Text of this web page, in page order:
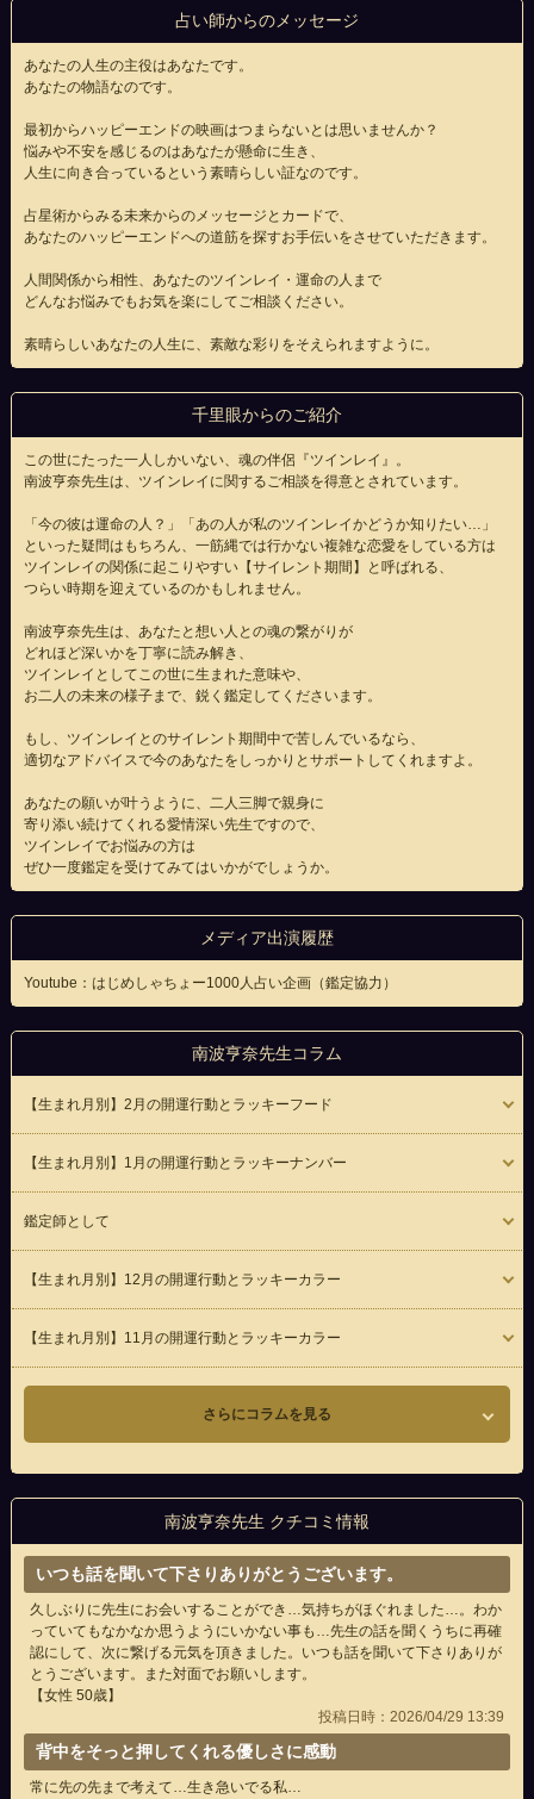
占い師からのメッセージ
あなたの人生の主役はあなたです。
あなたの物語なのです。
最初からハッピーエンドの映画はつまらないとは思いませんか？
悩みや不安を感じるのはあなたが懸命に生き、
人生に向き合っているという素晴らしい証なのです。
占星術からみる未来からのメッセージとカードで、
あなたのハッピーエンドへの道筋を探すお手伝いをさせていただきます。
人間関係から相性、あなたのツインレイ・運命の人まで
どんなお悩みでもお気を楽にしてご相談ください。
素晴らしいあなたの人生に、素敵な彩りをそえられますように。
千里眼からのご紹介
この世にたった一人しかいない、魂の伴侶『ツインレイ』。
南波亨奈先生は、ツインレイに関するご相談を得意とされています。
「今の彼は運命の人？」「あの人が私のツインレイかどうか知りたい…」
といった疑問はもちろん、一筋縄では行かない複雑な恋愛をしている方は
ツインレイの関係に起こりやすい【サイレント期間】と呼ばれる、
つらい時期を迎えているのかもしれません。
南波亨奈先生は、あなたと想い人との魂の繋がりが
どれほど深いかを丁寧に読み解き、
ツインレイとしてこの世に生まれた意味や、
お二人の未来の様子まで、鋭く鑑定してくださいます。
もし、ツインレイとのサイレント期間中で苦しんでいるなら、
適切なアドバイスで今のあなたをしっかりとサポートしてくれますよ。
あなたの願いが叶うように、二人三脚で親身に
寄り添い続けてくれる愛情深い先生ですので、
ツインレイでお悩みの方は
ぜひ一度鑑定を受けてみてはいかがでしょうか。
メディア出演履歴
Youtube：はじめしゃちょー1000人占い企画（鑑定協力）
南波亨奈先生コラム
【生まれ月別】2月の開運行動とラッキーフード
【生まれ月別】1月の開運行動とラッキーナンバー
鑑定師として
【生まれ月別】12月の開運行動とラッキーカラー
【生まれ月別】11月の開運行動とラッキーカラー
さらにコラムを見る
南波亨奈先生 クチコミ情報
いつも話を聞いて下さりありがとうございます。
久しぶりに先生にお会いすることができ…気持ちがほぐれました…。わか
っていてもなかなか思うようにいかない事も…先生の話を聞くうちに再確
認にして、次に繋げる元気を頂きました。いつも話を聞いて下さりありが
とうございます。また対面でお願いします。
【女性 50歳】
投稿日時：2026/04/29 13:39
背中をそっと押してくれる優しさに感動
常に先の先まで考えて…生き急いでる私…